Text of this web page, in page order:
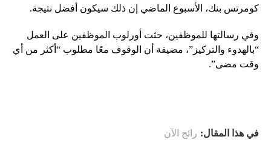
كومرتس بنك، الأسبوع الماضي إن ذلك سيكون أفضل نتيجة.
وفي رسالتها للموظفين، حثت أورلوب الموظفين على العمل
“بالهدوء والتركيز”، مضيفة أن الوقوف معًا مطلوب “أكثر من أي
وقت مضى”.
في هذا المقال: رائج الآن